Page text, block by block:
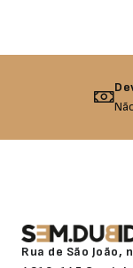
Rua de São João,